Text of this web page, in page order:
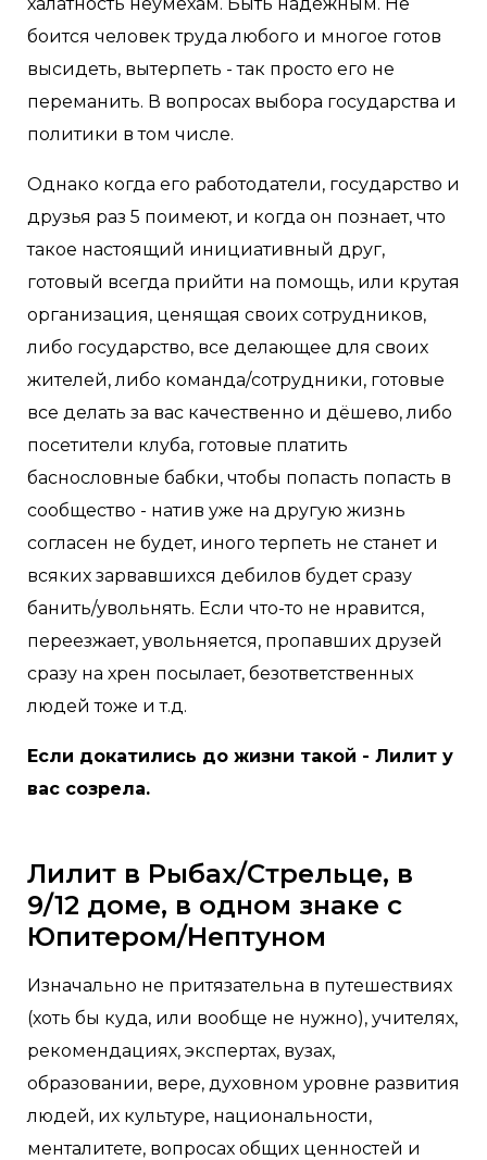
боится человек труда любого и многое готов
высидеть, вытерпеть - так просто его не
переманить. В вопросах выбора государства и
политики в том числе.
Однако когда его работодатели, государство и
друзья раз 5 поимеют, и когда он познает, что
такое настоящий инициативный друг,
готовый всегда прийти на помощь, или крутая
организация, ценящая своих сотрудников,
либо государство, все делающее для своих
жителей, либо команда/сотрудники, готовые
все делать за вас качественно и дёшево, либо
посетители клуба, готовые платить
баснословные бабки, чтобы попасть попасть в
сообщество - натив уже на другую жизнь
согласен не будет, иного терпеть не станет и
всяких зарвавшихся дебилов будет сразу
банить/увольнять. Если что-то не нравится,
переезжает, увольняется, пропавших друзей
сразу на хрен посылает, безответственных
людей тоже и т.д.
Если докатились до жизни такой - Лилит у
вас созрела.
Лилит в Рыбах/Стрельце, в
9/12 доме, в одном знаке с
Юпитером/Нептуном
Изначально не притязательна в путешествиях
(хоть бы куда, или вообще не нужно), учителях,
рекомендациях, экспертах, вузах,
образовании, вере, духовном уровне развития
людей, их культуре, национальности,
менталитете, вопросах общих ценностей и